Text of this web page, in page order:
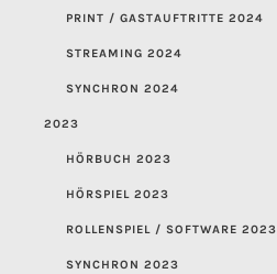
PRINT / GASTAUFTRITTE 2024
STREAMING 2024
SYNCHRON 2024
2023
HÖRBUCH 2023
HÖRSPIEL 2023
ROLLENSPIEL / SOFTWARE 2023
SYNCHRON 2023